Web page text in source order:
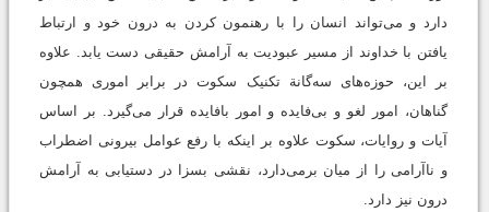
دارد و می‌تواند انسان را با رهنمون کردن به درون خود و ارتباط
یافتن با خداوند از مسیر عبودیت به آرامش حقیقی دست یابد. علاوه
‌‌بر ‌این، حوزه‌های سه‌گانة تکنیک سکوت در برابر اموری همچون
گناهان، امور لغو و بی‌‌فایده و امور بافایده قرار می‌گیرد. بر اساس
آیات و روایات، سکوت علاوه بر اینکه با رفع عوامل بیرونی اضطراب
و ناآرامی را از میان برمی‌دارد، نقشی بسزا در دستیابی به آرامش
درون نیز دارد.